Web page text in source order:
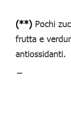
(**) Pochi
frutta e
antiossidanti.